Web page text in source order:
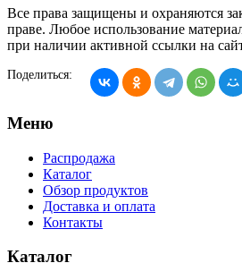
Все права защищены и охраняются
праве. Любое использование
при наличии активной ссылки на
Поделиться:
Меню
Распродажа
Каталог
Обзор продуктов
Доставка и оплата
Контакты
Каталог